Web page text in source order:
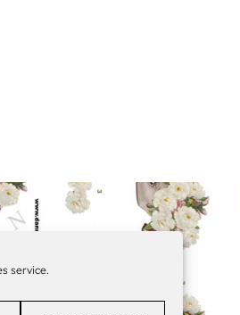
service.